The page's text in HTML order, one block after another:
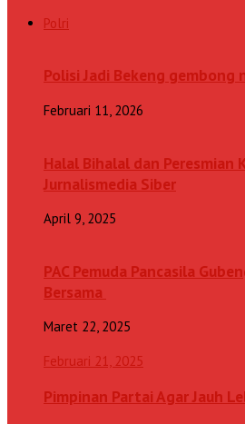
Polri
Polisi Jadi Bekeng gembong
Februari 11, 2026
Halal Bihalal dan Peresmian
Jurnalismedia Siber
April 9, 2025
PAC Pemuda Pancasila
Bersama
Maret 22, 2025
Februari 21, 2025
Pimpinan Partai Agar Jauh